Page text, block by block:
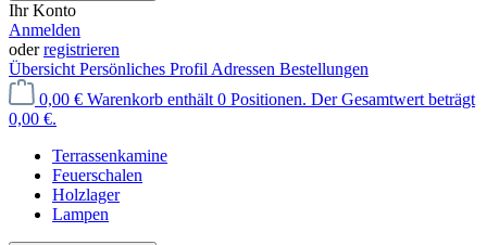
Ihr Konto
Anmelden
oderregistrieren
Übersicht Persönliches Profil Adressen Bestellungen
0,00 € Warenkorb enthält 0 Positionen. Der Gesamtwert beträgt
0,00 €.
Terrassenkamine
Feuerschalen
Holzlager
Lampen